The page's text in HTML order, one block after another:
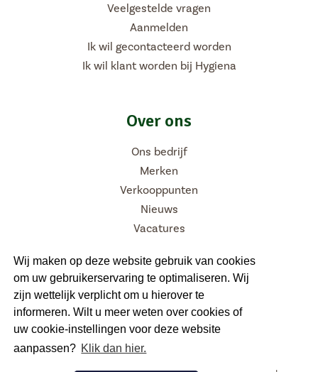
Wij maken op deze website gebruik van cookies
om uw gebruikerservaring te optimaliseren. Wij
zijn wettelijk verplicht om u hierover te
informeren. Wilt u meer weten over cookies of
uw cookie-instellingen voor deze website
aanpassen? Klik dan hier.
Veelgestelde vragen
Aanmelden
Ik wil gecontacteerd worden
Ik wil klant worden bij Hygiena
Over ons
Ons bedrijf
Merken
Verkooppunten
Nieuws
Vacatures
Volg ons